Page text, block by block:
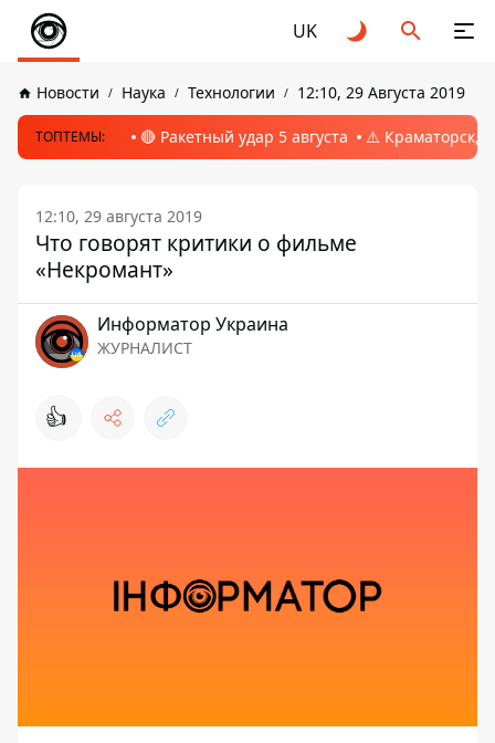
UK
Новости Наука Технологии 12:10, 29 Августа 2019
ТОПТЕМЫ: 🔴 Ракетный удар 5 августа ⚠️ Краматорск,
12:10, 29 августа 2019
Что говорят критики о фильме
«Некромант»
Информатор Украина
ЖУРНАЛИСТ
👍